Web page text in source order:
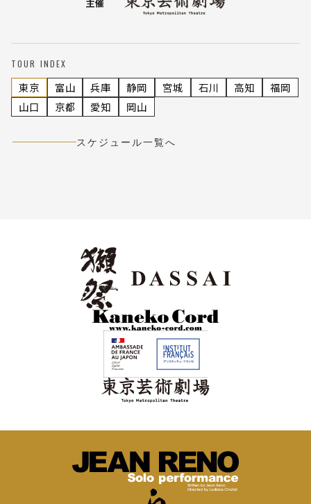
TOUR INDEX
東京 富山 兵庫 静岡 宮城 石川 高知
福岡
山口
京都 愛知 岡山
スケジュール一覧へ